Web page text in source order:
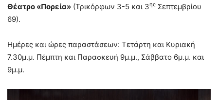
Θέατρο «Πορεία» (Τρικόρφων 3-5 και 3ης Σεπτεμβρίου
69).
Ημέρες και ώρες παραστάσεων: Τετάρτη και Κυριακή
7.30μ.μ. Πέμπτη και Παρασκευή 9μ.μ., Σάββατο 6μ.μ. και
9μ.μ.